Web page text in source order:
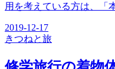
用を考えている方は、「
2019-12-17
きつねと旅